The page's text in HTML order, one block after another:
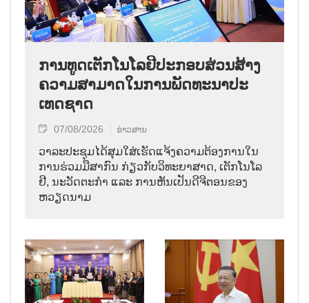
ການ​ທູດ​ເຕັກ​ໂນ​ໂລ​ຢີ​ປະ​ກອບ​ສ່ວນ​ສ້າງ​
ຄວາມ​ສາ​ມາດ​ໃນ​ການ​ພັດ​ທະ​ນາ​ປະ​
ເທດ​ຊາດ
07/08/2026 ຂ່າວສານ
ວາ​ລະ​ປະ​ຊຸມ​ໄດ້​ສຸມ​ໃສ່​ເຮັດ​ແຈ້ງ​ຄວາມ​ຕ້ອງ​ການ​ໃນ​
ການ​ຮ່ວມ​ມື​ສາ​ກົນ ກ່ຽວ​ກັບ​ວິ​ທະ​ຍາ​ສາດ, ເຕັກ​ໂນ​ໂລ​
ຢີ, ນະ​ວັດ​ຕະ​ກຳ ແລະ ການ​ຫັນ​ເປັນ​ດີ​ຈີ​ຕອນ​ຂອງ
ຫວຽດ​ນາມ